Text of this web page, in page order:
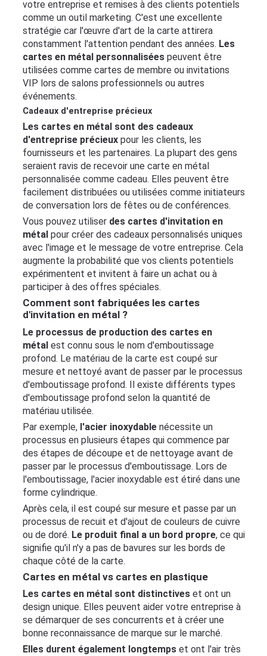
Mon
compte
votre entreprise et remises à des clients potentiels
comme un outil marketing. C'est une excellente
stratégie car l'œuvre d'art de la carte attirera
constamment l'attention pendant des années. Les
cartes en métal personnaliséespeuvent être
utilisées comme cartes de membre ou invitations
VIP lors de salons professionnels ou autres
événements.
Cadeaux d'entreprise précieux
Les cartes en métal sont des cadeaux
d'entreprise précieuxpour les clients, les
fournisseurs et les partenaires. La plupart des gens
seraient ravis de recevoir une carte en métal
personnalisée comme cadeau. Elles peuvent être
facilement distribuées ou utilisées comme initiateurs
de conversation lors de fêtes ou de conférences.
Vous pouvez utiliser des cartes d'invitation en
métalpour créer des cadeaux personnalisés uniques
avec l'image et le message de votre entreprise. Cela
augmente la probabilité que vos clients potentiels
expérimentent et invitent à faire un achat ou à
participer à des offres spéciales.
Comment sont fabriquées les cartes
d'invitation en métal ?
Le processus de production des cartes en
métalest connu sous le nom d'emboutissage
profond. Le matériau de la carte est coupé sur
mesure et nettoyé avant de passer par le processus
d'emboutissage profond. Il existe différents types
d'emboutissage profond selon la quantité de
matériau utilisée.
Par exemple, l'acier inoxydablenécessite un
processus en plusieurs étapes qui commence par
des étapes de découpe et de nettoyage avant de
passer par le processus d'emboutissage. Lors de
l'emboutissage, l'acier inoxydable est étiré dans une
forme cylindrique.
Après cela, il est coupé sur mesure et passe par un
processus de recuit et d'ajout de couleurs de cuivre
ou de doré. Le produit final a un bord propre, ce qui
signifie qu'il n'y a pas de bavures sur les bords de
chaque côté de la carte.
Cartes en métal vs cartes en plastique
Les cartes en métal sont distinctiveset ont un
design unique. Elles peuvent aider votre entreprise à
se démarquer de ses concurrents et à créer une
bonne reconnaissance de marque sur le marché.
Elles durent également longtempset ont l'air très